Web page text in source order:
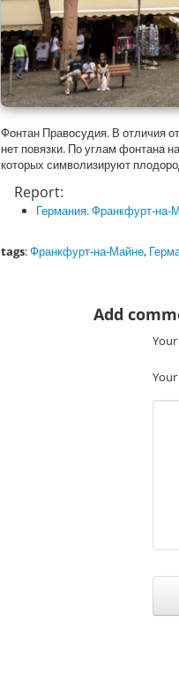
Фонтан Правосудия. В отличия
нет повязки. По углам фонтана
которых символизируют
Report:
Германия. Франкфурт-на-
tags:Франкфурт-на-Майне,
Add